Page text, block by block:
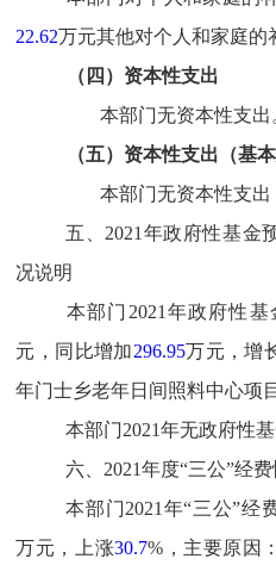
22.62万元其他对个人和家庭的
（四）资本性支出
本部门无资本性支出
（五）资本性支出（基本
本部门无资本性支出
五、2021年政府性基金
况说明
本部门2021年政府性
元，同比增加296.95万元，增
年门士乡老年日间照料中心项
本部门2021年无政府性
六 、2021年度“三公”经
本部门2021年“三公”经
万元，
上涨30.7%，主要原因